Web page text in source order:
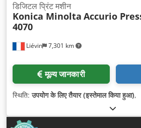
Liévin 7,301 km
डिजिटल प्रिंट मशीन
Konica Minolta Accurio
4070
मूल्य जानकारी
स्थिति:उपयोग के लिए तैयार (इस्तेमाल किया हुआ),